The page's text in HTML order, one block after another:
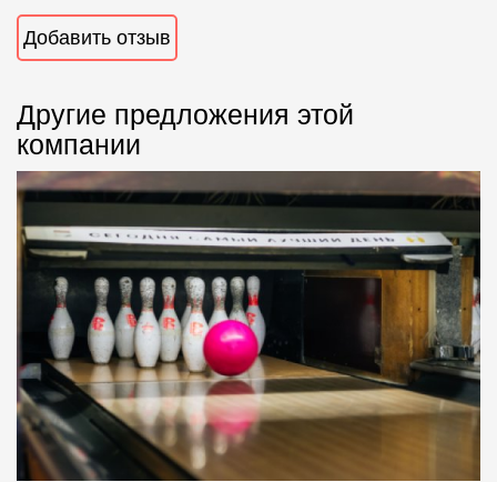
Добавить отзыв
Другие предложения этой
компании